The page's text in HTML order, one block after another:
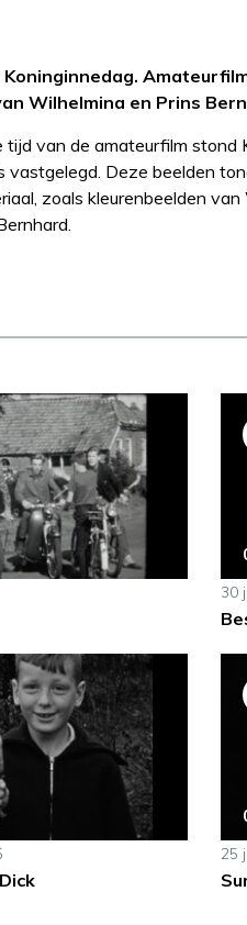
Wilhelmina en Prins
van de amateurfilm stond
Deze beelden
zoals kleurenbeelden van
30
25